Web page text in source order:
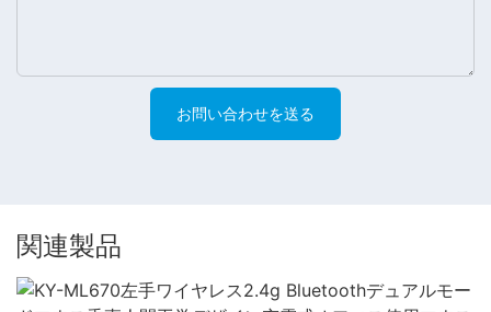
お問い合わせを送る
関連製品